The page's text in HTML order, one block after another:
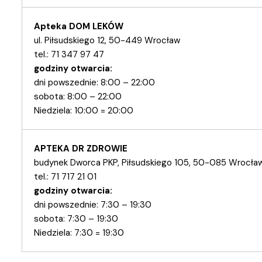
Apteka DOM LEKÓW
ul. Piłsudskiego 12, 50-449 Wrocław
tel.: 71 347 97 47
godziny otwarcia:
dni powszednie: 8:00 – 22:00
sobota: 8:00 – 22:00
Niedziela: 10:00 = 20:00
APTEKA DR ZDROWIE
budynek Dworca PKP, Piłsudskiego 105, 50-085
tel.: 71 717 21 01
godziny otwarcia:
dni powszednie: 7:30 – 19:30
sobota: 7:30 – 19:30
Niedziela: 7:30 = 19:30